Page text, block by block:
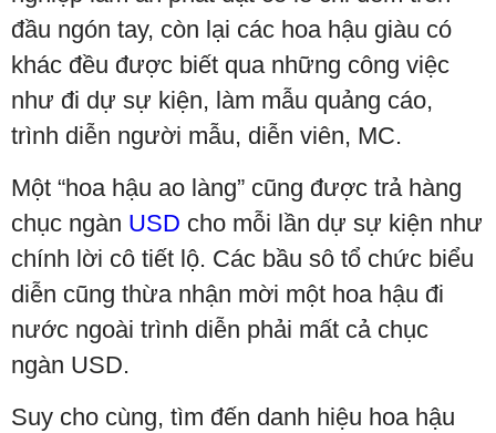
đầu ngón tay, còn lại các hoa hậu giàu có
khác đều được biết qua những công việc
như đi dự sự kiện, làm mẫu quảng cáo,
trình diễn người mẫu, diễn viên, MC.
Một “hoa hậu ao làng” cũng được trả hàng
chục ngàn USD cho mỗi lần dự sự kiện như
chính lời cô tiết lộ. Các bầu sô tổ chức biểu
diễn cũng thừa nhận mời một hoa hậu đi
nước ngoài trình diễn phải mất cả chục
ngàn USD.
Suy cho cùng, tìm đến danh hiệu hoa hậu